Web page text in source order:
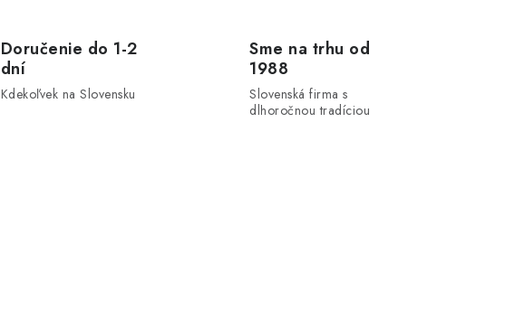
Doručenie do 1-2
dní
Kdekoľvek na Slovensku
Sme na trhu od
1988
Slovenská firma s
dlhoročnou tradíciou